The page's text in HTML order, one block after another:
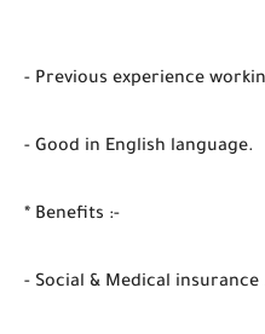
- Previous experience
- Good in English language.
* Benefits :-
- Social & Medical insurance